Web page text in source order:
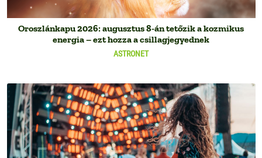
ASTRONET
Oroszlánkapu 2026: augusztus 8-án tetőzik a kozmikus
energia – ezt hozza a csillagjegyednek